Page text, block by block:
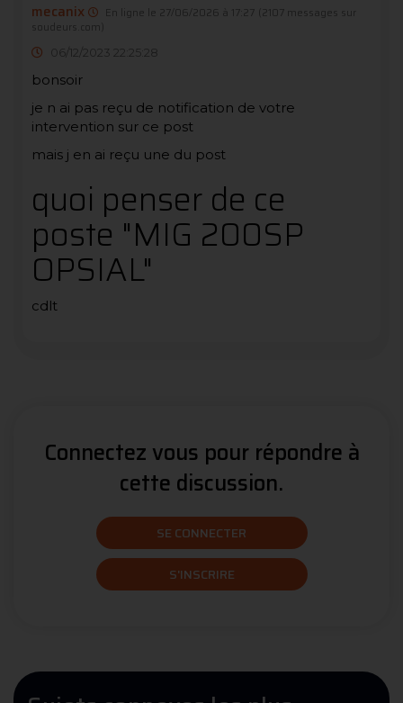
mecanix En ligne le 27/06/2026 à 17:27 (2107 messages sur
soudeurs.com)
06/12/2023 22:25:28
bonsoir
je n ai pas reçu de notification de votre
intervention sur ce post
mais j en ai reçu une du post
quoi penser de ce
poste "MIG 200SP
OPSIAL"
cdlt
Connectez vous pour répondre à
cette discussion.
SE CONNECTER
S'INSCRIRE